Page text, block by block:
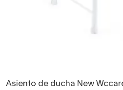
Asiento de ducha New